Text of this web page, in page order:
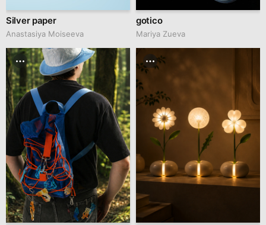
Silver paper
Anastasiya Moiseeva
gotico
Mariya Zueva